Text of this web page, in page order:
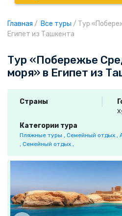
Главная / Все туры / Тур
Египет из Ташкента
Тур «Побережье
моря» в Египет из
Страны
Категории тура
Пляжные туры , Семейный отдых ,
, Семейный отдых ,